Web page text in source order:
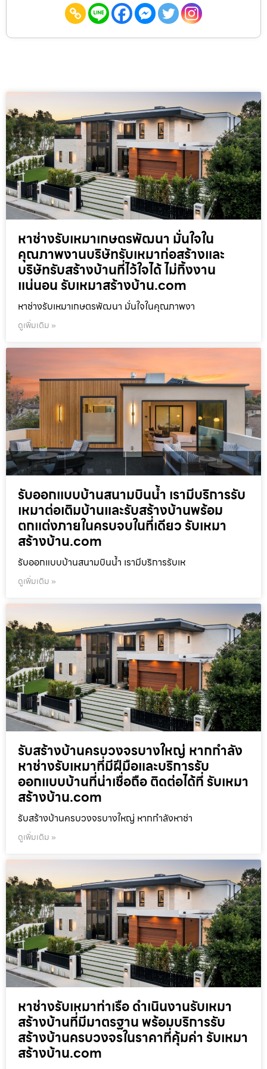
หาช่างรับเหมาเกษตรพัฒนา มั่นใจใน
คุณภาพงานบริษัทรับเหมาก่อสร้างและ
บริษัทรับสร้างบ้านที่ไว้ใจได้ ไม่ทิ้งงาน
แน่นอน รับเหมาสร้างบ้าน.com
หาช่างรับเหมาเกษตรพัฒนา มั่นใจในคุณภาพงา
ดูเพิ่มเติม »
รับออกแบบบ้านสนามบินน้ำ เรามีบริการรับ
เหมาต่อเติมบ้านและรับสร้างบ้านพร้อม
ตกแต่งภายในครบจบในที่เดียว รับเหมา
สร้างบ้าน.com
รับออกแบบบ้านสนามบินน้ำ เรามีบริการรับเห
ดูเพิ่มเติม »
รับสร้างบ้านครบวงจรบางใหญ่ หากกำลัง
หาช่างรับเหมาที่มีฝีมือและบริการรับ
ออกแบบบ้านที่น่าเชื่อถือ ติดต่อได้ที่ รับเหมา
สร้างบ้าน.com
รับสร้างบ้านครบวงจรบางใหญ่ หากกำลังหาช่า
ดูเพิ่มเติม »
หาช่างรับเหมาท่าเรือ ดำเนินงานรับเหมา
สร้างบ้านที่มีมาตรฐาน พร้อมบริการรับ
สร้างบ้านครบวงจรในราคาที่คุ้มค่า รับเหมา
สร้างบ้าน.com